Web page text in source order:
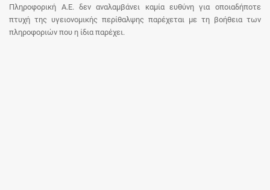
Πληροφορική Α.Ε. δεν αναλαμβάνει καμία ευθύνη για οποιαδήποτε
πτυχή της υγειονομικής περίθαλψης παρέχεται με τη βοήθεια των
πληροφοριών που η ίδια παρέχει.